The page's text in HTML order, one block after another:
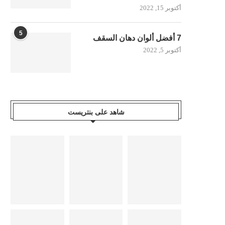
أكتوبر 15, 2022
5
7 أفضل ألوان دهان السقف
أكتوبر 5, 2022
شاهد على بنتريست